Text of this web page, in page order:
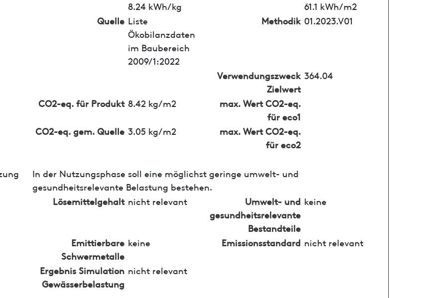
8.24 kWh/kg
61.1 kWh/m2
Quelle Liste
Ökobilanzdaten
im Baubereich
2009/1:2022
Methodik 01.2023.V01
Verwendungszweck
Zielwert
364.04
CO2-eq. für Produkt 8.42 kg/m2
max. Wert CO2-eq.
für eco1
CO2-eq. gem. Quelle 3.05 kg/m2
max. Wert CO2-eq.
für eco2
In der Nutzungsphase soll eine möglichst geringe umwelt- und
gesundheitsrelevante Belastung bestehen.
Lösemittelgehalt nicht relevant
Umwelt- und
gesundheitsrelevante
Bestandteile
keine
Emittierbare
Schwermetalle
keine Emissionsstandard nicht relevant
Ergebnis Simulation
Gewässerbelastung
nicht relevant